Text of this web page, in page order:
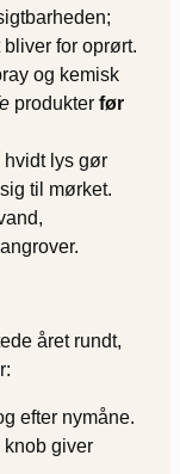
for oprørt.
og kemisk
produkter før
lys gør
til mørket.
året rundt,
efter nymåne.
knob giver